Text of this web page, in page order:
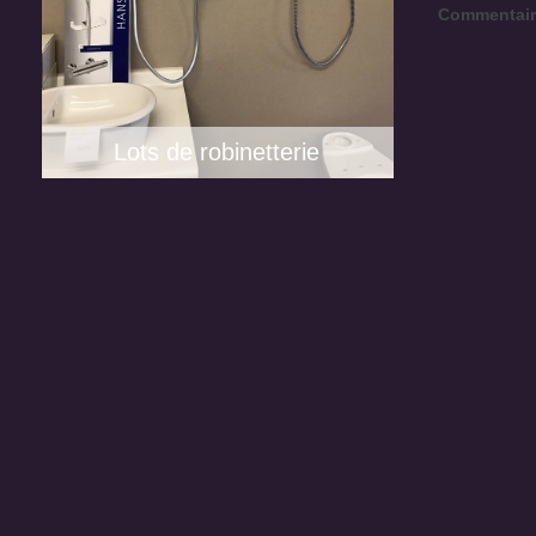
Lots de robinetterie